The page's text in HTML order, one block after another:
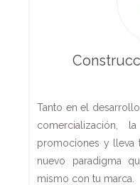
Tanto en el
comercialización,
promociones y lleva
nuevo paradigma
mismo con tu marca.